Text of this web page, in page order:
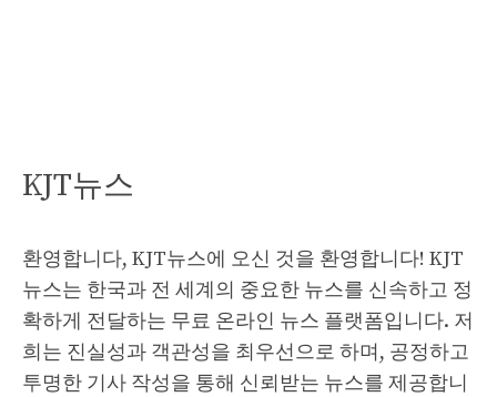
KJT뉴스
환영합니다, KJT뉴스에 오신 것을 환영합니다! KJT
뉴스는 한국과 전 세계의 중요한 뉴스를 신속하고 정
확하게 전달하는 무료 온라인 뉴스 플랫폼입니다. 저
희는 진실성과 객관성을 최우선으로 하며, 공정하고
투명한 기사 작성을 통해 신뢰받는 뉴스를 제공합니